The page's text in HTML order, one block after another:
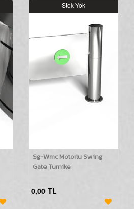
Stok Yok
Sg-Wmc Motorlu Swing
Gate Turnike
0,00 TL